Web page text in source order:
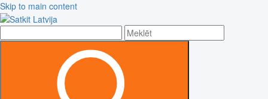
Skip to main content